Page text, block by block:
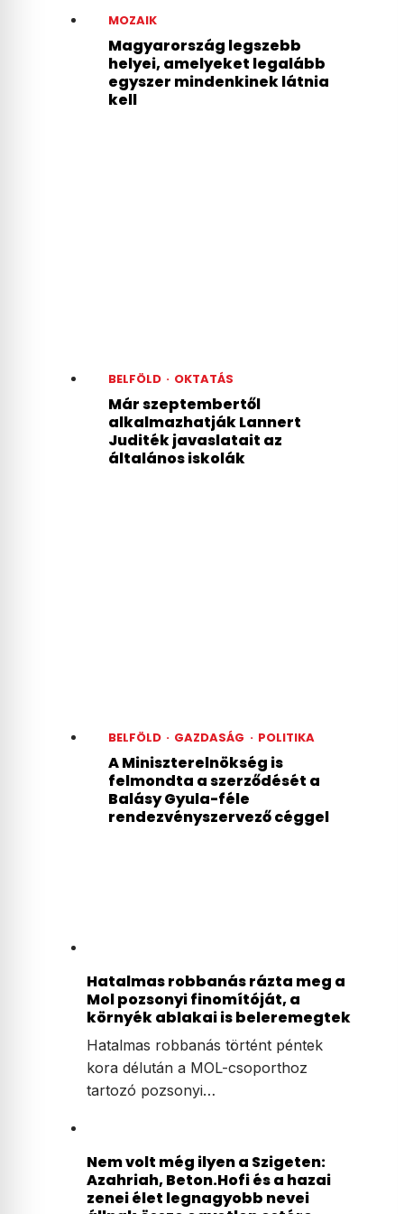
MOZAIK
Magyarország legszebb
helyei, amelyeket legalább
egyszer mindenkinek látnia
kell
BELFÖLD · OKTATÁS
Már szeptembertől
alkalmazhatják Lannert
Juditék javaslatait az
általános iskolák
BELFÖLD · GAZDASÁG · POLITIKA
A Miniszterelnökség is
felmondta a szerződését a
Balásy Gyula-féle
rendezvényszervező céggel
Hatalmas robbanás rázta meg a
Mol pozsonyi finomítóját, a
környék ablakai is beleremegtek
Hatalmas robbanás történt péntek
kora délután a MOL-csoporthoz
tartozó pozsonyi…
Nem volt még ilyen a Szigeten:
Azahriah, Beton.Hofi és a hazai
zenei élet legnagyobb nevei